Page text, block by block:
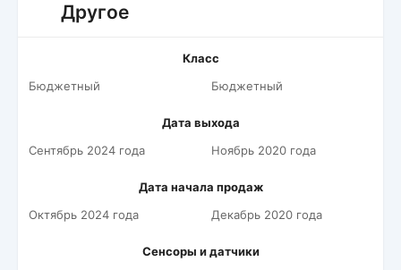
Другое
Класс
Бюджетный
Бюджетный
Дата выхода
Сентябрь 2024 года
Ноябрь 2020 года
Дата начала продаж
Октябрь 2024 года
Декабрь 2020 года
Сенсоры и датчики